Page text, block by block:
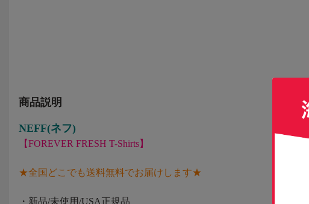
商品説明